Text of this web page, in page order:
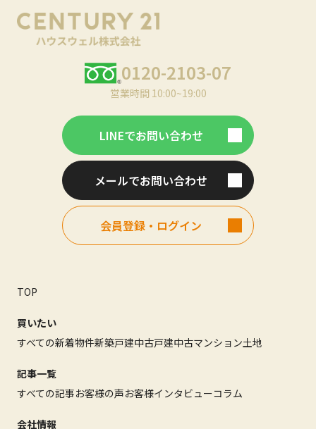
0120-2103-07
営業時間 10:00~19:00
LINEでお問い合わせ
メールでお問い合わせ
会員登録・ログイン
TOP
買いたい
すべての新着物件新築戸建中古戸建中古マンション土地
記事一覧
すべての記事お客様の声お客様インタビューコラム
会社情報